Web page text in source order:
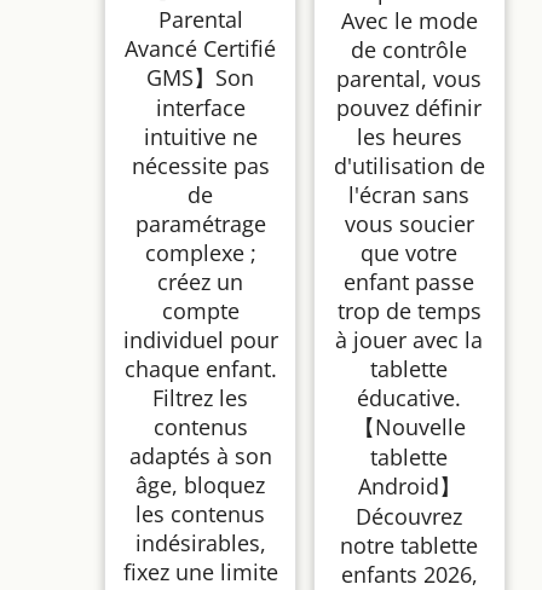
Parental
Avancé Certifié
GMS】Son
interface
intuitive ne
nécessite pas
de
paramétrage
complexe ;
créez un
compte
individuel pour
chaque enfant.
Filtrez les
contenus
adaptés à son
âge, bloquez
les contenus
indésirables,
fixez une limite
Avec le mode
de contrôle
parental, vous
pouvez définir
les heures
d'utilisation de
l'écran sans
vous soucier
que votre
enfant passe
trop de temps
à jouer avec la
tablette
éducative.
【Nouvelle
tablette
Android】
Découvrez
notre tablette
enfants 2026,